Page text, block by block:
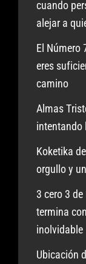
cuando
alejar a
El Número
eres
camino
Almas
intentando
Koketika
orgullo y
3 cero 3
termina
inolvidable
Ubicación